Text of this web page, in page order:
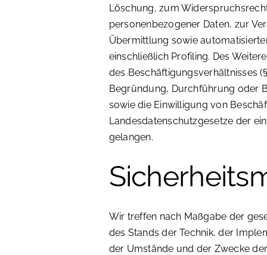
Löschung, zum
personenbezogener Daten, zur
Übermittlung sowie
einschließlich Profiling. Des
des Beschäftigungsverhältnisses
Begründung, Durchführung oder
sowie die Einwilligung von
Landesdatenschutzgesetze der
gelangen.
Wir treffen nach Maßgabe der
des Stands der Technik, der
der Umstände und der Zwecke